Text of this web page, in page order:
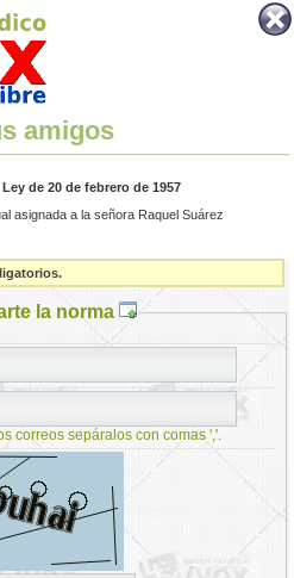
amigos
de 20 de febrero de 1957
asignada a la señora Raquel Suárez
la norma
correos sepáralos con comas ','.